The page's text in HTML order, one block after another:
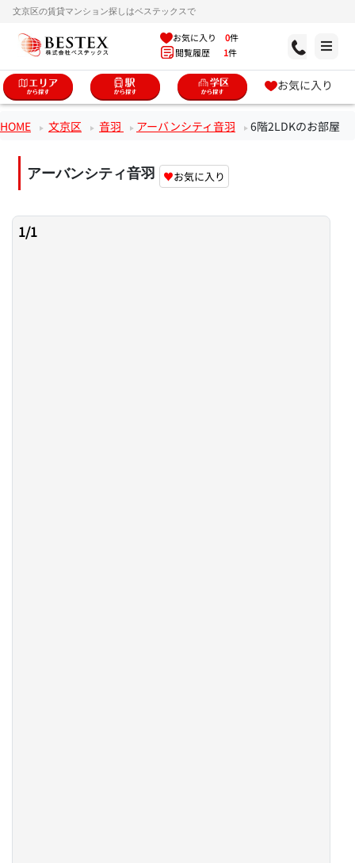
文京区の賃貸マンション探しはベステックスで
お気に入り 0件
閲覧履歴 1件
お気に入り
HOME 文京区 音羽 アーバンシティ音羽 6階2LDKのお部屋
アーバンシティ音羽 ♥お気に入り
1/1